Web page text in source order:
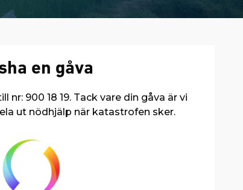
en gåva
nr: 900 18 19. Tack vare din gåva är vi
ut nödhjälp när katastrofen sker.